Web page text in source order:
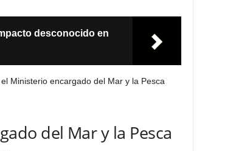
desconocido en
Ministerio encargado del Mar y la Pesca
del Mar y la Pesca